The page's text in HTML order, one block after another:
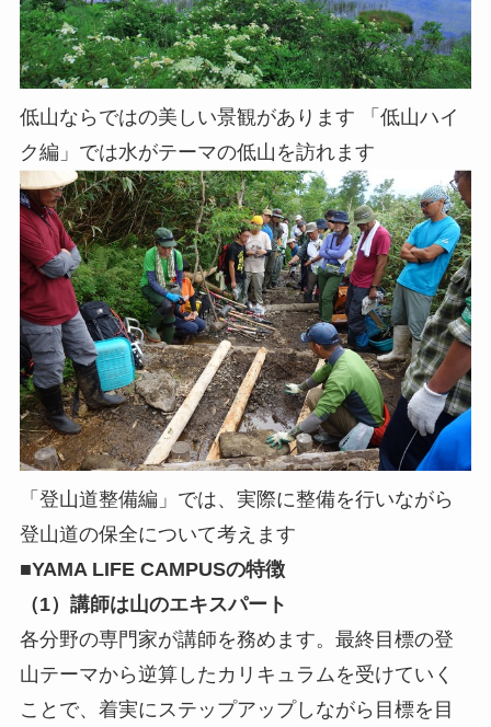
低山ならではの美しい景観があります 「低山ハイ
ク編」では水がテーマの低山を訪れます
「登山道整備編」では、実際に整備を行いながら
登山道の保全について考えます
■YAMA LIFE CAMPUSの特徴
（1）講師は山のエキスパート
各分野の専門家が講師を務めます。最終目標の登
山テーマから逆算したカリキュラムを受けていく
ことで、着実にステップアップしながら目標を目